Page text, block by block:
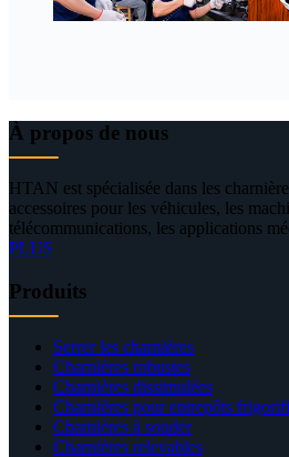
À propos de nous
HTAN est spécialisée dans les
accessoires pour les véhicules, les
télécommunications, les applications
PLUS
Produits
Serrer les charnières
Charnières robustes
Charnières dissimulées
Charnières pour entrepôts
Charnières à souder
Charnières relevables